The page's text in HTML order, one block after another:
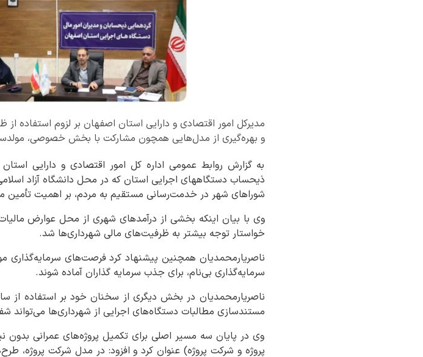
مدیرکل امور اقتصادی و دارایی استان اصفهان بر لزوم استفاده
و بهره‌گیری از مدل‌هایی همچون مشارکت با بخش خصوصی،
به گزارش روابط عمومی اداره کل امور اقتصادی و دارایی
ذیحساب دستگاههای اجرایی استان که در محل دانشگاه آزاد
شوراهای شهر در خدمت‌رسانی مستقیم به مردم، بر اهمیت تأمین
خواستار توجه بیشتر به ظرفیت‌های مالی شهرداری‌ها شد.
ناصریارمحمدیان همچنین پیشنهاد کرد فرصت‌های سرمایه‌گذاری
سرمایه‌گذاری بی‌نام، برای جذب سرمایه‌ گذاران آماده شوند.
ناصریارمحمدیان در بخش دیگری از سخنان خود بر استفاده از
مستندسازی مطالبات دستگاه‌های اجرایی از شهرداری‌ها می‌تواند
وی در پایان سه مسیر اصلی برای تکمیل پروژه‌های عمرانی